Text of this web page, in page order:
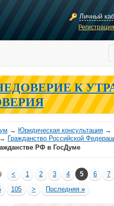
Личный
К
→ Юридическая консультация →
→ Гражданство Российской
РФ в ГосДуме
< 1 2 3 4 5 6
7
105 > Последняя »